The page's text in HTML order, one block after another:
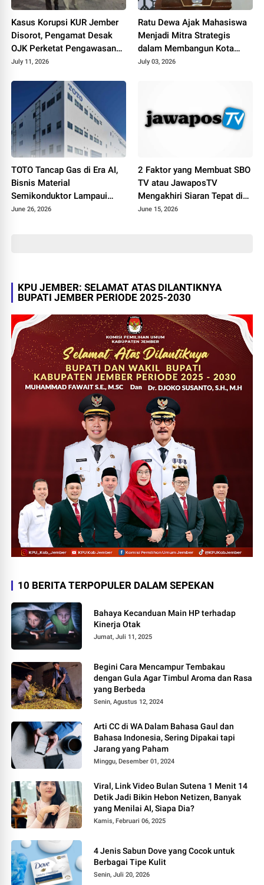
Kasus Korupsi KUR Jember
Disorot, Pengamat Desak
OJK Perketat Pengawasan
Collection Agent
July 11, 2026
Ratu Dewa Ajak Mahasiswa
Menjadi Mitra Strategis
dalam Membangun Kota
Palembang
July 03, 2026
TOTO Tancap Gas di Era AI,
Bisnis Material
Semikonduktor Lampaui
Penjualan Produk Sanitasi
June 26, 2026
2 Faktor yang Membuat SBO
TV atau JawaposTV
Mengakhiri Siaran Tepat di
Hari Jadi ke-19
June 15, 2026
KPU JEMBER: SELAMAT ATAS DILANTIKNYA
BUPATI JEMBER PERIODE 2025-2030
10 BERITA TERPOPULER DALAM SEPEKAN
Bahaya Kecanduan Main HP terhadap
Kinerja Otak
Jumat, Juli 11, 2025
Begini Cara Mencampur Tembakau
dengan Gula Agar Timbul Aroma dan Rasa
yang Berbeda
Senin, Agustus 12, 2024
Arti CC di WA Dalam Bahasa Gaul dan
Bahasa Indonesia, Sering Dipakai tapi
Jarang yang Paham
Minggu, Desember 01, 2024
Viral, Link Video Bulan Sutena 1 Menit 14
Detik Jadi Bikin Hebon Netizen, Banyak
yang Menilai AI, Siapa Dia?
Kamis, Februari 06, 2025
4 Jenis Sabun Dove yang Cocok untuk
Berbagai Tipe Kulit
Senin, Juli 20, 2026